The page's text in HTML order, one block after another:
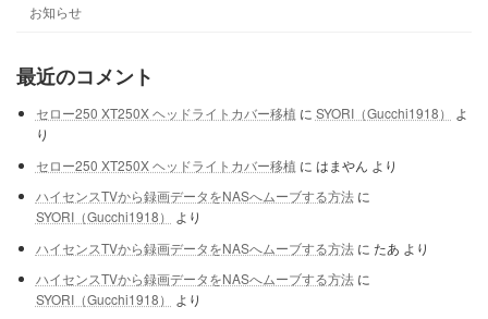
お知らせ
最近のコメント
セロー250 XT250X ヘッドライトカバー移植 に SYORI（Gucchi1918）
よ
り
セロー250 XT250X ヘッドライトカバー移植 に はまやん より
ハイセンスTVから録画データをNASへムーブする方法に
SYORI（Gucchi1918）
より
ハイセンスTVから録画データをNASへムーブする方法に たあ より
ハイセンスTVから録画データをNASへムーブする方法に
SYORI（Gucchi1918）
より